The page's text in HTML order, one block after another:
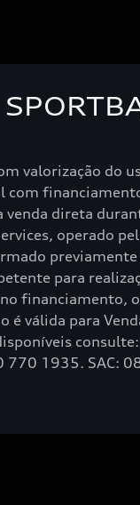
valorização do
com
venda direta
operado
para
financiamento,
é válida para
770 1935. SAC: